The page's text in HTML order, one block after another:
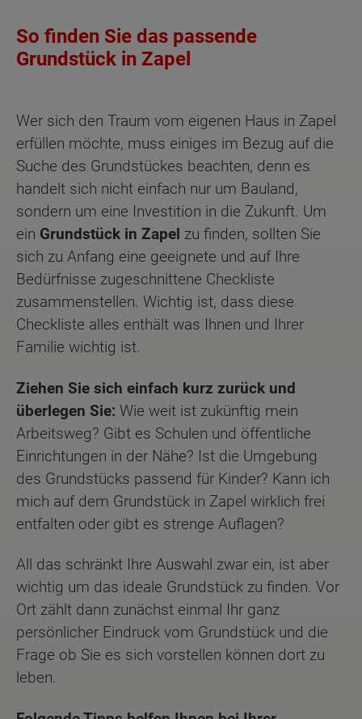
So finden Sie das passende
Grundstück in Zapel
Wer sich den Traum vom eigenen Haus in Zapel
erfüllen möchte, muss einiges im Bezug auf die
Suche des Grundstückes beachten, denn es
handelt sich nicht einfach nur um Bauland,
sondern um eine Investition in die Zukunft. Um
ein Grundstück in Zapel zu finden, sollten Sie
sich zu Anfang eine geeignete und auf Ihre
Bedürfnisse zugeschnittene Checkliste
zusammenstellen. Wichtig ist, dass diese
Checkliste alles enthält was Ihnen und Ihrer
Familie wichtig ist.
Ziehen Sie sich einfach kurz zurück und
überlegen Sie: Wie weit ist zukünftig mein
Arbeitsweg? Gibt es Schulen und öffentliche
Einrichtungen in der Nähe? Ist die Umgebung
des Grundstücks passend für Kinder? Kann ich
mich auf dem Grundstück in Zapel wirklich frei
entfalten oder gibt es strenge Auflagen?
All das schränkt Ihre Auswahl zwar ein, ist aber
wichtig um das ideale Grundstück zu finden. Vor
Ort zählt dann zunächst einmal Ihr ganz
persönlicher Eindruck vom Grundstück und die
Frage ob Sie es sich vorstellen können dort zu
leben.